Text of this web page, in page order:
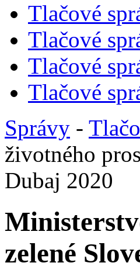
Tlačové
Tlačové
Tlačové
Tlačové
Správy -
životného
Dubaj 2020
zelené